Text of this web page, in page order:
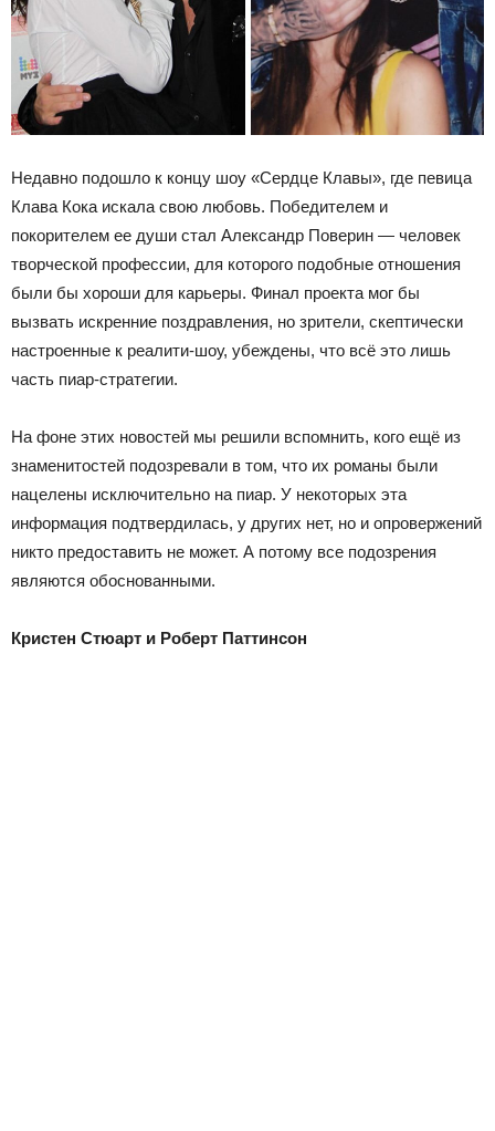
Недавно подошло к концу шоу «Сердце Клавы», где певица
Клава Кока искала свою любовь. Победителем и
покорителем ее души стал Александр Поверин — человек
творческой профессии, для которого подобные отношения
были бы хороши для карьеры. Финал проекта мог бы
вызвать искренние поздравления, но зрители, скептически
настроенные к реалити-шоу, убеждены, что всё это лишь
часть пиар-стратегии.
На фоне этих новостей мы решили вспомнить, кого ещё из
знаменитостей подозревали в том, что их романы были
нацелены исключительно на пиар. У некоторых эта
информация подтвердилась, у других нет, но и опровержений
никто предоставить не может. А потому все подозрения
являются обоснованными.
Кристен Стюарт и Роберт Паттинсон